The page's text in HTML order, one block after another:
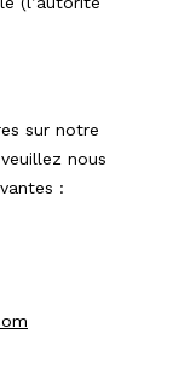
sur notre
nous
: